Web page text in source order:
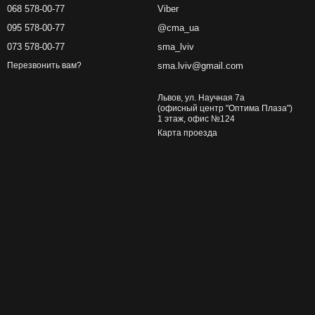
068 578-00-77
095 578-00-77
073 578-00-77
Перезвонить вам?
Viber
@cma_ua
sma_lviv
sma.lviv@gmail.com
Львов, ул. Научная 7а
(офисный центр "Оптима Плаза")
1 этаж, офис №124
Карта проезда